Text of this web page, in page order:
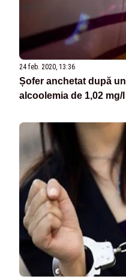
24 feb. 2020, 13:36
Șofer anchetat după
alcoolemia de 1,02 mg/l